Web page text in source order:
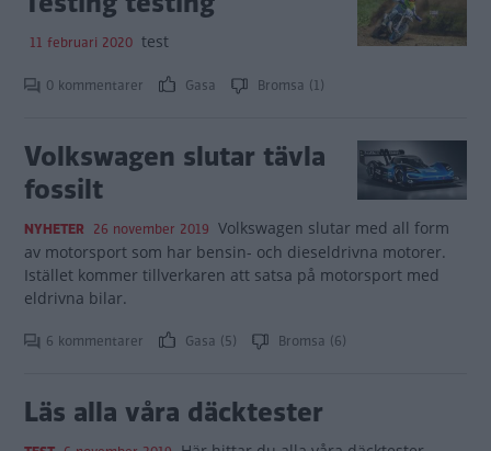
11 februari 2020 test
0 kommentarer Gasa Bromsa (1)
Volkswagen slutar tävla
fossilt
NYHETER 26 november 2019 Volkswagen slutar med all form
av motorsport som har bensin- och dieseldrivna motorer.
Istället kommer tillverkaren att satsa på motorsport med
eldrivna bilar.
6 kommentarer Gasa (5) Bromsa (6)
Läs alla våra däcktester